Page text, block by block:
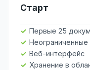
Старт
Первые 25
Веб-интерфейс
Хранение в